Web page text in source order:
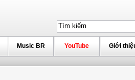
Music BR YouTube Giới